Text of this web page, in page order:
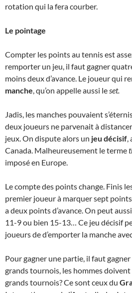
rotation qui la fera courber.
Le pointage
Compter les points au tennis est
remporter un jeu, il faut gagner
moins deux d’avance. Le joueur qui
manche, qu’on appelle aussi leset.
Jadis, les manches pouvaient
deux joueurs ne parvenait à
jeux. On dispute alors un jeu décisif,
Canada. Malheureusement le terme
imposé en Europe.
Le compte des points change. Finis
premier joueur à marquer sept
a deux points d’avance. On peut
11-9 ou bien 15-13… Ce jeu décisif
joueurs de d’emporter la manche
Pour gagner une partie, il faut
grands tournois, les hommes
grands tournois? Ce sont ceux du